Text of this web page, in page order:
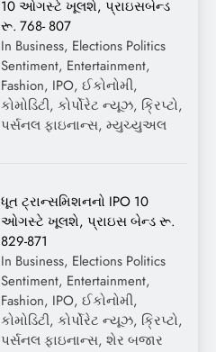
10 ઓગસ્ટે ખૂલશે, પ્રાઇસબેન્ડ
રૂ. 768- 807
In Business, Elections Politics
Sentiment, Entertainment,
Fashion, IPO, ઈકોનોમી,
કોમોડિટી, કોર્પોરેટ ન્યૂઝ, ક્રિપ્ટો,
પર્સનલ ફાઇનાન્સ, મ્યુચ્યુઅલ
ધૂત ટ્રાન્સમિશનનો IPO 10
ઓગસ્ટે ખૂલશે, પ્રાઇસ બેન્ડ રૂ.
829-871
In Business, Elections Politics
Sentiment, Entertainment,
Fashion, IPO, ઈકોનોમી,
કોમોડિટી, કોર્પોરેટ ન્યૂઝ, ક્રિપ્ટો,
પર્સનલ ફાઇનાન્સ, શેર બજાર